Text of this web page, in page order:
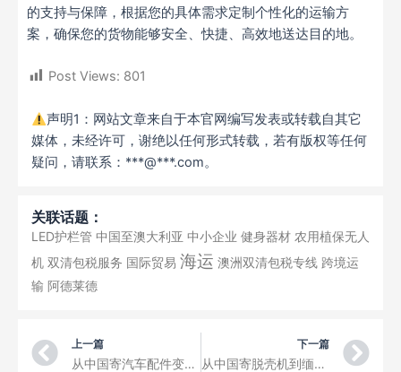
的支持与保障，根据您的具体需求定制个性化的运输方
案，确保您的货物能够安全、快捷、高效地送达目的地。
Post Views: 801
声明1：网站文章来自于本官网编写发表或转载自其它
媒体，未经许可，谢绝以任何形式转载，若有版权等任何
疑问，请联系：***@***.com。
关联话题：
LED护栏管 中国至澳大利亚 中小企业 健身器材 农用植保无人
机 双清包税服务 国际贸易 海运 澳洲双清包税专线 跨境运
输 阿德莱德
Prev
上一篇
从中国寄汽车配件变速器到老挝国际快递服务UPS,DHL,EMS，FedEx，国际小包裹，国际空运大件货
下一篇
从中国寄脱壳机到缅甸国际快递服务UPS,DHL,EMS，FedEx，国际小包裹，国际空运大件货